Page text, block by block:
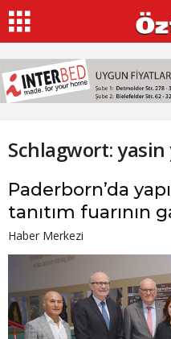
Schlagwort:
Paderborn’da
tanıtım fuarının
Haber Merkezi